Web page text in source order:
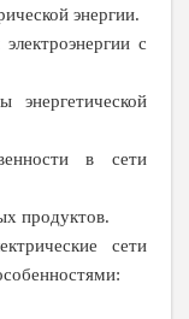
энергии.
с
в сети
продуктов.
сети